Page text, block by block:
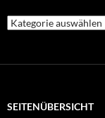
Welche
Beiträge
SEITENÜBERSICHT